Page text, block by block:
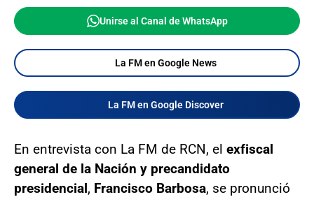
Unirse al Canal de WhatsApp
La FM en Google News
La FM en Google Discover
En entrevista con La FM de RCN, el exfiscal
general de la Nación y precandidato
presidencial, Francisco Barbosa, se pronunció